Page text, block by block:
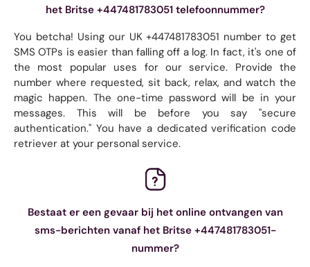
het Britse +447481783051 telefoonnummer?
You betcha! Using our UK +447481783051 number to get
SMS OTPs is easier than falling off a log. In fact, it's one of
the most popular uses for our service. Provide the
number where requested, sit back, relax, and watch the
magic happen. The one-time password will be in your
messages. This will be before you say "secure
authentication." You have a dedicated verification code
retriever at your personal service.
Bestaat er een gevaar bij het online ontvangen van
sms-berichten vanaf het Britse +447481783051-
nummer?